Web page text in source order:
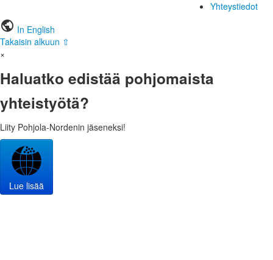
Yhteystiedot
public In English
Takaisin alkuun ⇧
×
Haluatko edistää pohjomaista
yhteistyötä?
Liity Pohjola-Nordenin jäseneksi!
Lue lisää